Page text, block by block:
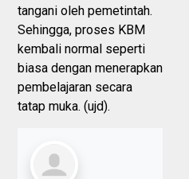
tangani oleh pemetintah.
Sehingga, proses KBM
kembali normal seperti
biasa dengan menerapkan
pembelajaran secara
tatap muka. (ujd).